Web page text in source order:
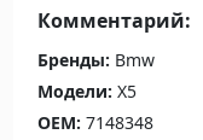
Комментарий:
Бренды: Bmw
Модели: X5
OEM: 7148348